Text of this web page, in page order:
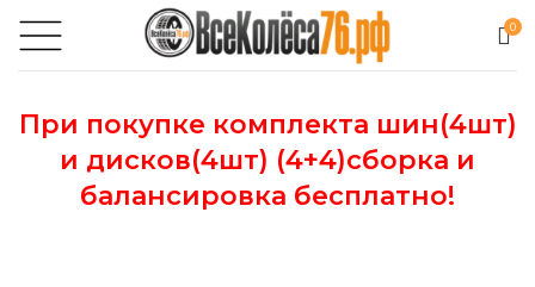
0
При покупке комплекта шин(4шт)
и дисков(4шт) (4+4)сборка и
балансировка бесплатно!